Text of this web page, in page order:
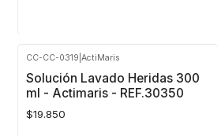
CC-CC-0319 ActiMaris
Solución Lavado Heridas 300
ml - Actimaris - REF.30350
$19.850